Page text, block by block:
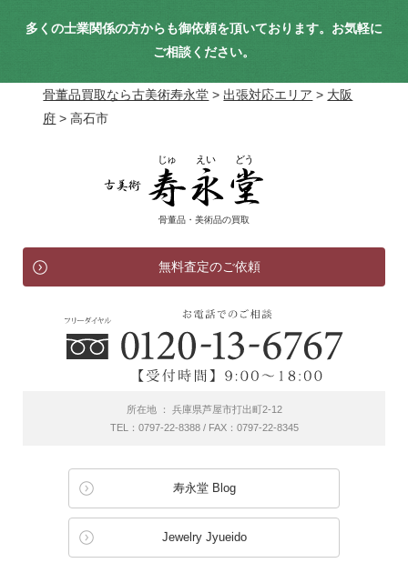
多くの士業関係の方からも御依頼を頂いております。お気軽に
ご相談ください。
骨董品買取なら古美術寿永堂 > 出張対応エリア > 大阪
府 >高石市
骨董品・美術品の買取
無料査定のご依頼
所在地 ： 兵庫県芦屋市打出町2-12
TEL：0797-22-8388 / FAX：0797-22-8345
寿永堂 Blog
Jewelry Jyueido